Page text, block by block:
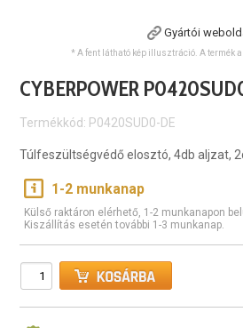
Gyártói
* A fent látható kép illusztráció. A termék
CYBERPOWER
Termékkód: P0420SUD0-DE
Túlfeszültségvédő elosztó, 4db aljzat,
1-2 munkanap
Külső raktáron elérhető, 1-2 munkanapon
Kiszállítás esetén további 1-3 munkanap.